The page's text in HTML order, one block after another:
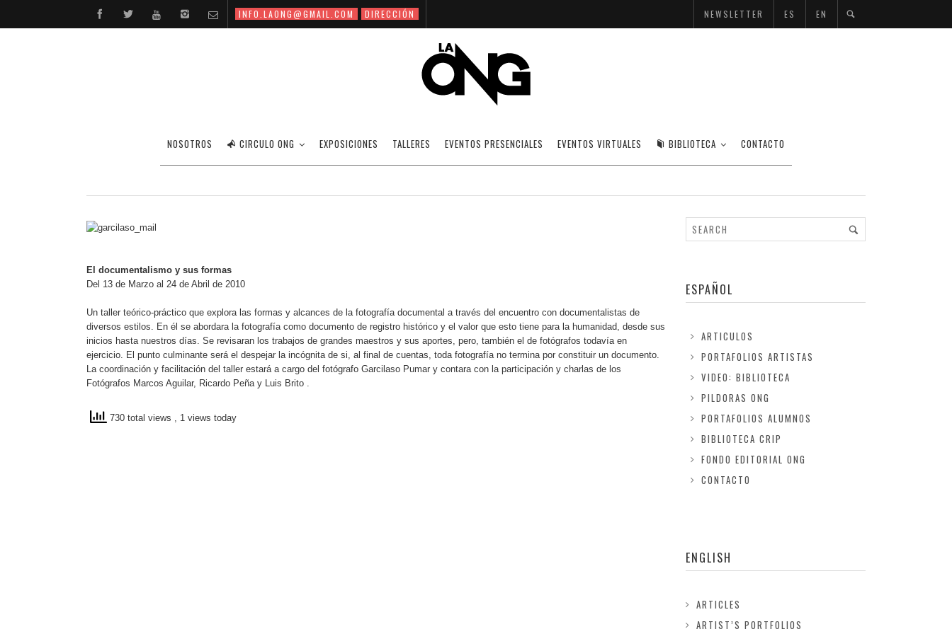
INFO.LAONG@GMAIL.COM DIRECCIÓN NEWSLETTER ES EN
NOSOTROS CIRCULO ONG EXPOSICIONES TALLERES EVENTOS PRESENCIALES EVENTOS VIRTUALES BIBLIOTECA CONTACTO
EL DOCUMENTALISMO Y SUS FORMAS
18/02/2010 NOTICIAS · SIN CATEGORÍA OFF
El documentalismo y sus formas
Del 13 de Marzo al 24 de Abril de 2010
Un taller teórico-práctico que explora las formas y alcances de la fotografía documental a través del encuentro con documentalistas de
diversos estilos. En él se abordara la fotografía como documento de registro histórico y el valor que esto tiene para la humanidad, desde sus
inicios hasta nuestros días. Se revisaran los trabajos de grandes maestros y sus aportes, pero, también el de fotógrafos todavía en
ejercicio. El punto culminante será el despejar la incógnita de si, al final de cuentas, toda fotografía no termina por constituir un documento.
La coordinación y facilitación del taller estará a cargo del fotógrafo Garcilaso Pumar y contara con la participación y charlas de los
Fotógrafos Marcos Aguilar, Ricardo Peña y Luis Brito .
730 total views , 1 views today
ESPAÑOL
ARTICULOS
PORTAFOLIOS ARTISTAS
VIDEO: BIBLIOTECA
PILDORAS ONG
PORTAFOLIOS ALUMNOS
BIBLIOTECA CRIP
FONDO EDITORIAL ONG
CONTACTO
ENGLISH
ARTICLES
ARTIST’S PORTFOLIOS